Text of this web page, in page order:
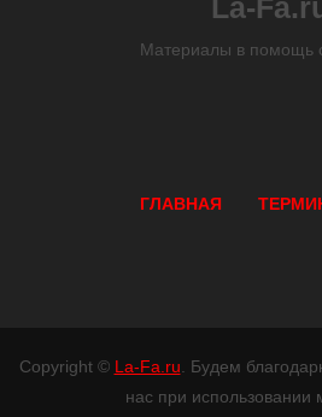
La-
Материалы в помощь
ГЛАВНАЯ
Copyright © La-Fa.ru . Будем
нас при использовании